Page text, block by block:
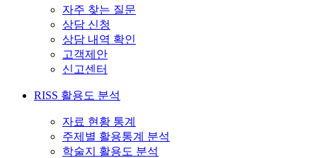
자주 찾는 질문
상담 신청
상담 내역 확인
고객제안
신고센터
RISS 활용도 분석
자료 현황 통계
주제별 활용통계 분석
학술지 활용도 분석